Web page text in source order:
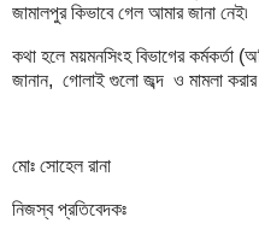
জামালপুর কিভাবে গেল আমার জানা নেই৷
কথা হলে ময়মনসিংহ বিভাগের কর্মকর্তা
জানান, গোলাই গুলো জব্দ ও মামলা করার
মোঃ সোহেল রানা
নিজস্ব প্রতিবেদকঃ